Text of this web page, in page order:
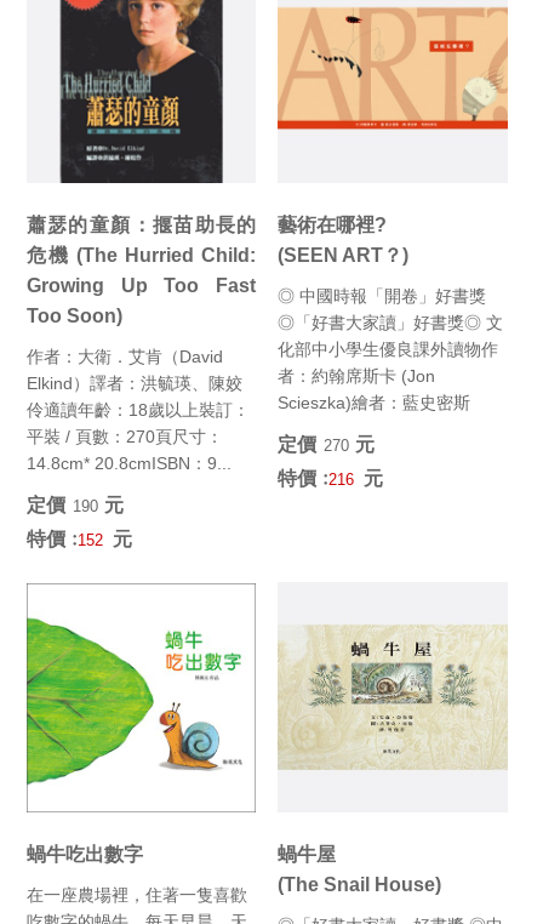
蕭瑟的童顏：揠苗助長的
危機 (The Hurried Child:
Growing Up Too Fast
Too Soon)
作者：大衛．艾肯（David
Elkind）譯者：洪毓瑛、陳姣
伶適讀年齡：18歲以上裝訂：
平裝 / 頁數：270頁尺寸：
14.8cm* 20.8cmISBN：9...
定價﹕190 元
特價﹕152 元
藝術在哪裡?
(SEEN ART？)
◎ 中國時報「開卷」好書獎
◎「好書大家讀」好書獎◎ 文
化部中小學生優良課外讀物作
者：約翰席斯卡 (Jon
Scieszka)繪者：藍史密斯
定價﹕270 元
特價﹕216 元
蝸牛吃出數字
在一座農場裡，住著一隻喜歡
蝸牛屋
(The Snail House)